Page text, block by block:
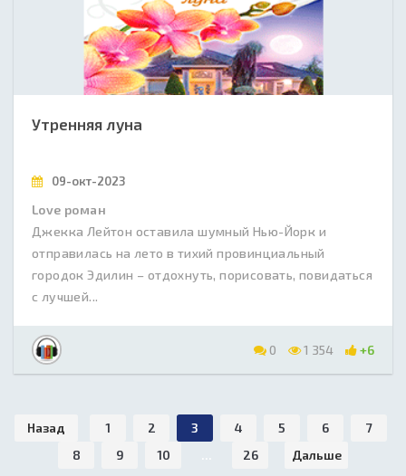
Утренняя луна
09-окт-2023
Love роман
Джекка Лейтон оставила шумный Нью-Йорк и
отправилась на лето в тихий провинциальный
городок Эдилин – отдохнуть, порисовать, повидаться
с лучшей...
0 1 354 +6
Назад 1 2 3 4 5 6
7
8
9 10 26 Дальше